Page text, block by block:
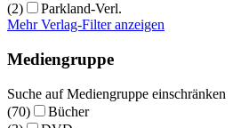
(2)
Parkland-Verl.
Mehr Verlag-Filter anzeigen
Mediengruppe
Suche auf Mediengruppe einschränken
(70)
Bücher